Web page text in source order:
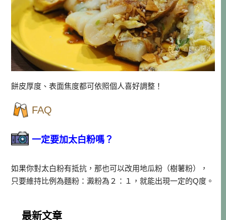
餅皮厚度、表面焦度都可依照個人喜好調整！
FAQ
一定要加太白粉嗎？
如果你對太白粉有抵抗，那也可以改用地瓜粉（樹薯粉），
只要維持比例為麵粉：澱粉為２：１，就能出現一定的Q度。
最新文章